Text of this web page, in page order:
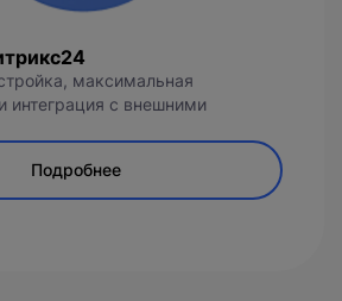
максимальная
интеграция с внешними
Подробнее